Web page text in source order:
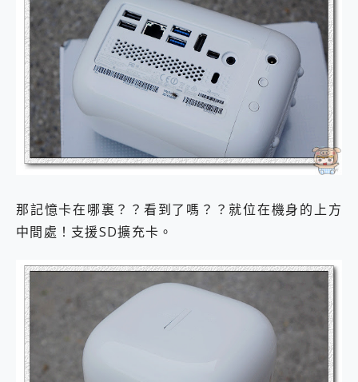
那記憶卡在哪裏？？看到了嗎？？就位在機身的上方
中間處！支援SD擴充卡。